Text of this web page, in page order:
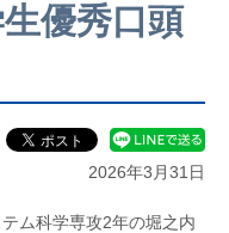
優秀口頭
2026年3月31日
ム科学専攻2年の堀之内